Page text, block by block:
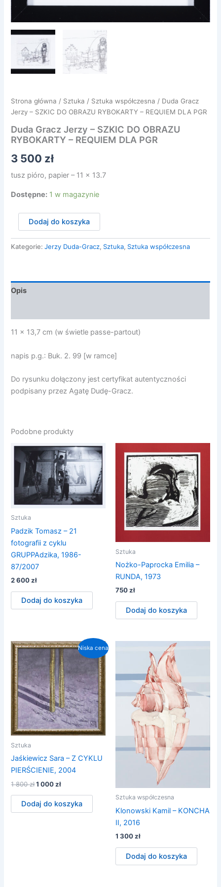
Strona główna / Sztuka / Sztuka współczesna / Duda Gracz
Jerzy – SZKIC DO OBRAZU RYBOKARTY – REQUIEM DLA PGR
Duda Gracz Jerzy – SZKIC DO OBRAZU
RYBOKARTY – REQUIEM DLA PGR
3 500 zł
tusz pióro, papier – 11 x 13.7
Dostępne: 1 w magazynie
Gracz
Jerzy
OBRAZU
RYBOKARTY
PGR
Dodaj do koszyka
Kategorie:Jerzy Duda-Gracz, Sztuka, Sztuka współczesna
Opis
11 x 13,7 cm (w świetle passe-partout)
napis p.g.: Buk. 2. 99 [w ramce]
Do rysunku dołączony jest certyfikat autentyczności
podpisany przez Agatę Dudę-Gracz.
Podobne produkty
Sztuka
Padzik Tomasz – 21
fotografii z cyklu
GRUPPAdzika, 1986-
87/2007
2 600zł
Dodaj do koszyka
Sztuka
Nożko-Paprocka Emilia –
RUNDA, 1973
750zł
Dodaj do koszyka
Niska cena
Sztuka
Jaśkiewicz Sara – Z CYKLU
PIERŚCIENIE, 2004
1 800złPierwotna
wynosiła:
1
1 000złAktualna
wynosi:
1
Dodaj do koszyka
Sztuka współczesna
Klonowski Kamil – KONCHA
II, 2016
1 300zł
Dodaj do koszyka